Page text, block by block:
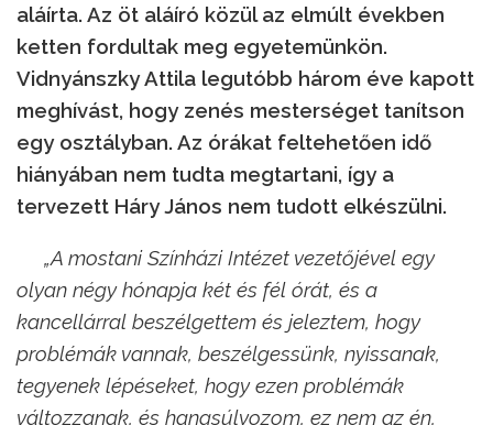
aláírta. Az öt aláíró közül az elmúlt években
ketten fordultak meg egyetemünkön.
Vidnyánszky Attila legutóbb három éve kapott
meghívást, hogy zenés mesterséget tanítson
egy osztályban. Az órákat feltehetően idő
hiányában nem tudta megtartani, így a
tervezett Háry János nem tudott elkészülni.
„A mostani Színházi Intézet vezetőjével egy
olyan négy hónapja két és fél órát, és a
kancellárral beszélgettem és jeleztem, hogy
problémák vannak, beszélgessünk, nyissanak,
tegyenek lépéseket, hogy ezen problémák
változzanak, és hangsúlyozom, ez nem az én,